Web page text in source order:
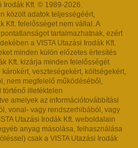
Irodák Kft. © 1989-2026.
közölt adatok teljességéért,
Kft. felelősséget nem vállal. A
tartalmazhatnak, ezért
a VISTA Utazási Irodák Kft.
minden külön előzetes értesítés
Kft. kizárja minden felelősségét
veszteségekért, költségekért,
nem megfelelő működéséből,
történő illetéktelen
amelyek az információtovábbítási
vonal- vagy rendszerhibából, vagy
Utazási Irodák Kft. weboldalain
anyag másolása, felhasználása
csak a VISTA Utazási Irodák